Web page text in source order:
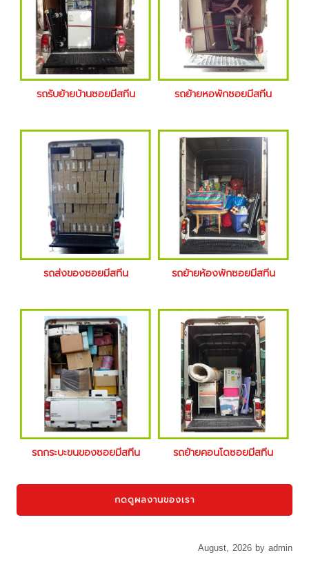
รถรับย้ายบ้านซอยมีสทีน รถย้ายหอพักซอยมีสทีน
รถส่งของซอยมีสทีน รถย้ายห้องพักซอยมีสทีน
รถกระบะขนของซอยมีสทีน รถย้ายคอนโดซอยมีสทีน
กดดูผลงานของเรา
August, 2026 by admin